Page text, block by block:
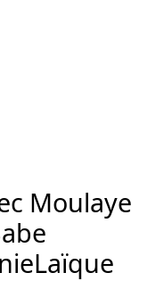
Moulaye